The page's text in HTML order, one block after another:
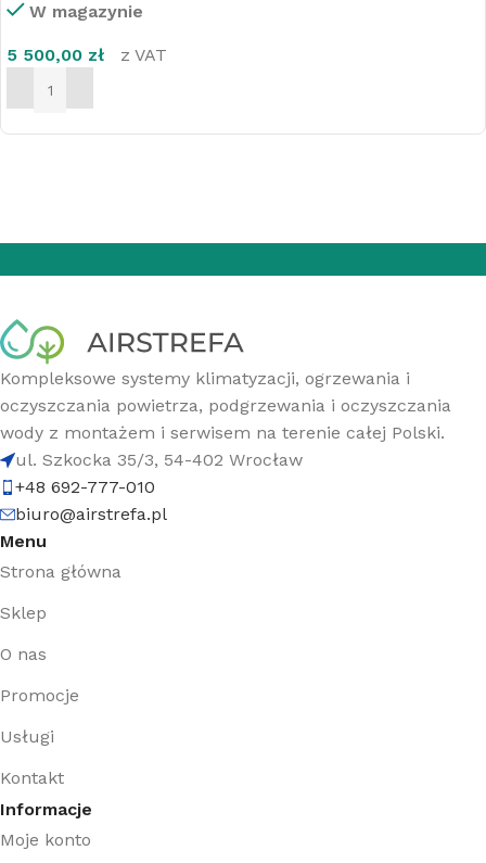
W magazynie
5 500,00 zł z VAT
DODAJ DO KOSZYKA
Kompleksowe systemy klimatyzacji, ogrzewania i
oczyszczania powietrza, podgrzewania i oczyszczania
wody z montażem i serwisem na terenie całej Polski.
ul. Szkocka 35/3, 54-402 Wrocław
+48 692-777-010
biuro@airstrefa.pl
Menu
Strona główna
Sklep
O nas
Promocje
Usługi
Kontakt
Informacje
Moje konto